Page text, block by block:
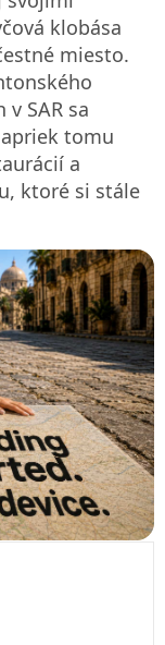
klobása
miesto.
SAR sa
tomu
a
ktoré si stále